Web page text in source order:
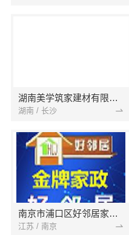
湖南美学筑家建材有限公司
湖南 / 长沙
南京市浦口区好邻居家政服务中心
江苏 / 南京